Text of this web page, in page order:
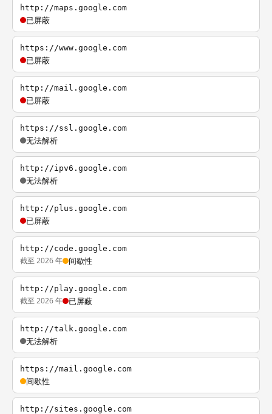
http://maps.google.com
已屏蔽
https://www.google.com
已屏蔽
http://mail.google.com
已屏蔽
https://ssl.google.com
无法解析
http://ipv6.google.com
无法解析
http://plus.google.com
已屏蔽
http://code.google.com
截至 2026 年 间歇性
http://play.google.com
截至 2026 年 已屏蔽
http://talk.google.com
无法解析
https://mail.google.com
间歇性
http://sites.google.com